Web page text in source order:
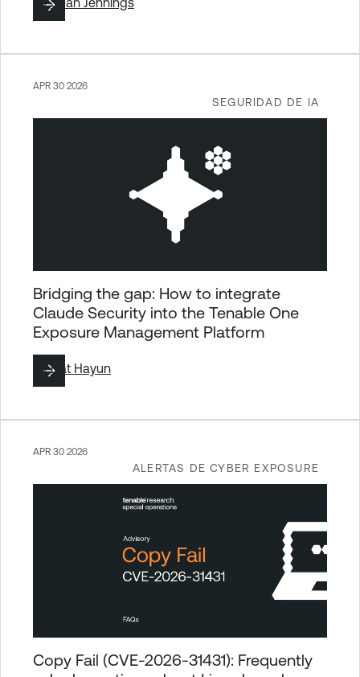
SEGURIDAD DE IA
APR 30 2026
Bridging the gap: How to integrate
Claude Security into the Tenable One
Exposure Management Platform
ByLiat Hayun
ALERTAS DE CYBER EXPOSURE
APR 30 2026
Copy Fail (CVE-2026-31431): Frequently